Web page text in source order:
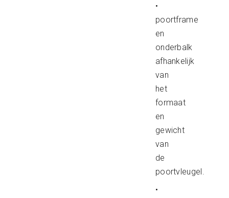
•
poortframe
en
onderbalk
afhankelijk
van
het
formaat
en
gewicht
van
de
poortvleugel.
•